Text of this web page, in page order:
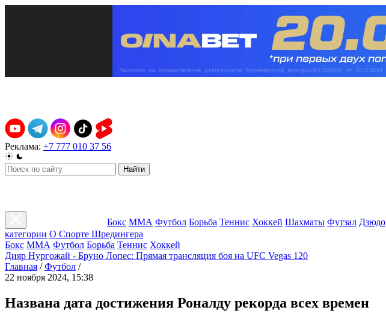
Реклама: +7 777 010 37 56
Найти
Бокс ММА Футбол Борьба Теннис Хоккей Шахматы Футзал Дзюдо
категории О Спорте Шредингера
Бокс ММА Футбол Борьба Теннис Хоккей
Дияр Нургожай - Бруно Лопес: Прямая трансляция боя на UFC Vegas 120
Главная / Футбол /
22 ноября 2024, 15:38
Названа дата достижения Роналду рекорда всех времен